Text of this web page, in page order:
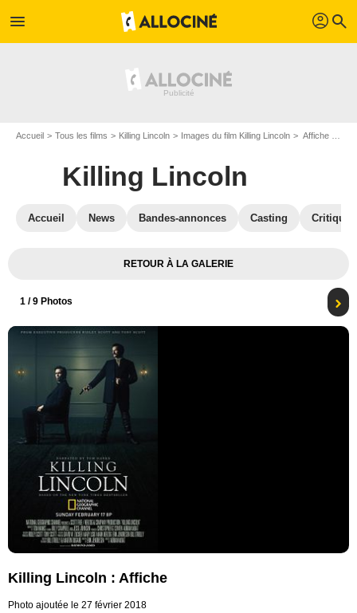
menu profil search
Accueil Tous les films Killing Lincoln Images du film Killing Lincoln Affiche du film Killing Lincoln - Photo 1
Killing Lincoln
Accueil News Bandes-annonces Casting
RETOUR À LA GALERIE
1 / 9 Photos
Killing Lincoln : Affiche
Photo ajoutée le 27 février 2018